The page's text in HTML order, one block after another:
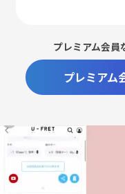
プレミアム会員
プレミアム